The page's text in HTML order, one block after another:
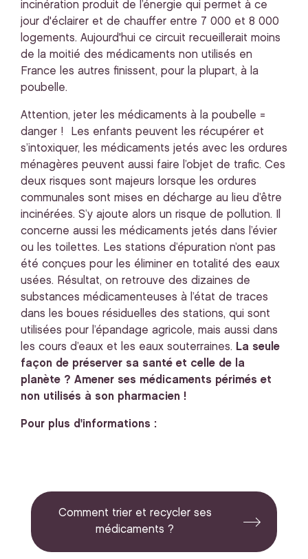
incinération produit de l’énergie qui permet à ce
jour d'éclairer et de chauffer entre 7 000 et 8 000
logements. Aujourd'hui ce circuit recueillerait moins
de la moitié des médicaments non utilisés en
France les autres finissent, pour la plupart, à la
poubelle.
Attention, jeter les médicaments à la poubelle =
danger ! Les enfants peuvent les récupérer et
s’intoxiquer, les médicaments jetés avec les ordures
ménagères peuvent aussi faire l’objet de trafic. Ces
deux risques sont majeurs lorsque les ordures
communales sont mises en décharge au lieu d’être
incinérées. S’y ajoute alors un risque de pollution. Il
concerne aussi les médicaments jetés dans l’évier
ou les toilettes. Les stations d’épuration n’ont pas
été conçues pour les éliminer en totalité des eaux
usées. Résultat, on retrouve des dizaines de
substances médicamenteuses à l’état de traces
dans les boues résiduelles des stations, qui sont
utilisées pour l’épandage agricole, mais aussi dans
les cours d’eaux et les eaux souterraines. La seule
façon de préserver sa santé et celle de la
planète ? Amener ses médicaments périmés et
non utilisés à son pharmacien !
Pour plus d'informations :
Comment trier et recycler ses
médicaments ?